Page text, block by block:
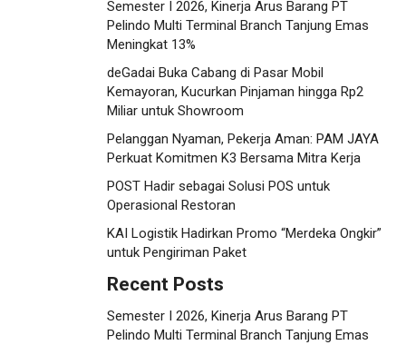
Semester I 2026, Kinerja Arus Barang PT
Pelindo Multi Terminal Branch Tanjung Emas
Meningkat 13%
deGadai Buka Cabang di Pasar Mobil
Kemayoran, Kucurkan Pinjaman hingga Rp2
Miliar untuk Showroom
Pelanggan Nyaman, Pekerja Aman: PAM JAYA
Perkuat Komitmen K3 Bersama Mitra Kerja
POST Hadir sebagai Solusi POS untuk
Operasional Restoran
KAI Logistik Hadirkan Promo “Merdeka Ongkir”
untuk Pengiriman Paket
Recent Posts
Semester I 2026, Kinerja Arus Barang PT
Pelindo Multi Terminal Branch Tanjung Emas